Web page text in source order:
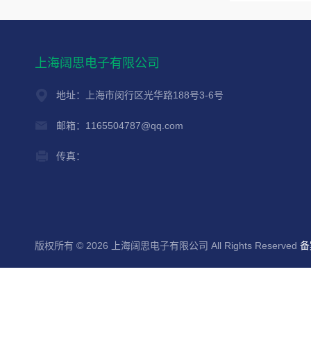
上海阔思电子有限公司
地址：上海市闵行区光华路188号3-6号
邮箱：1165504787@qq.com
传真：
版权所有 © 2026 上海阔思电子有限公司 All Rights Reserved